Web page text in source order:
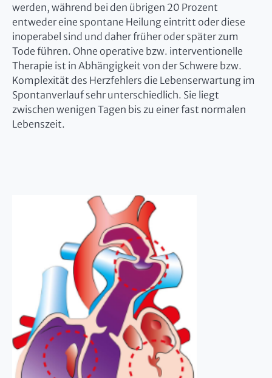
werden, während bei den übrigen 20 Prozent
entweder eine spontane Heilung eintritt oder diese
inoperabel sind und daher früher oder später zum
Tode führen. Ohne operative bzw. interventionelle
Therapie ist in Abhängigkeit von der Schwere bzw.
Komplexität des Herzfehlers die Lebenserwartung im
Spontanverlauf sehr unterschiedlich. Sie liegt
zwischen wenigen Tagen bis zu einer fast normalen
Lebenszeit.